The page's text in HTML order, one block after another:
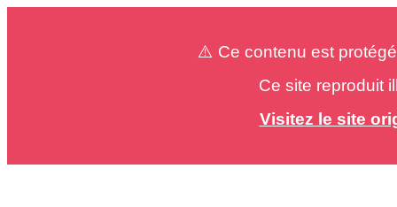
⚠️ Ce contenu est
Ce site reproduit
Visitez le site